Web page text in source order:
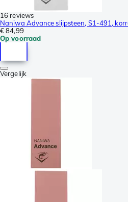
16 reviews
Naniwa Advance slijpsteen, S1-491,
€ 84,99
Op voorraad
Vergelijk